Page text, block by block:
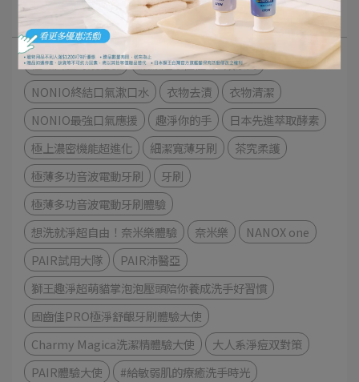
文章分類
極緻口腔呵護體驗
細潔適齦佳極緻8效系列
NONIO終結口氣漱口水
衣物去漬
衣物清潔
NONIO最強口氣應援
趣淨你的手
日本先進萃取酵素
極上濃密機能超進化
細潔寬薄牙刷
茶究柔護
極薄多功音波電動牙刷
牙刷
極薄多功音波電動牙刷體驗
想洗就淨超自由！奈米樂體驗
奈米樂
NANOX one
PAIR試用大隊
PAIR沛醫亞
獅王趣淨超萌貓掌泡泡壓頭陪你養成洗手好習慣
固齒佳PRO極淨舒齦牙刷體驗大使
Charmy Magica洗潔精體驗大使
大人系淨痘双對策
PAIR體驗大使
#給敏弱肌的療癒洗手時光